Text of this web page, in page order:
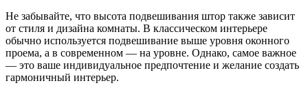
Не забывайте, что высота подвешивания штор также зависит
от стиля и дизайна комнаты. В классическом интерьере
обычно используется подвешивание выше уровня оконного
проема, а в современном — на уровне. Однако, самое важное
— это ваше индивидуальное предпочтение и желание создать
гармоничный интерьер.